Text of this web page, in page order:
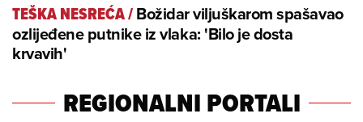
TEŠKA NESREĆA/Božidar viljuškarom spašavao
ozlijeđene putnike iz vlaka: 'Bilo je dosta
krvavih'
REGIONALNI PORTALI